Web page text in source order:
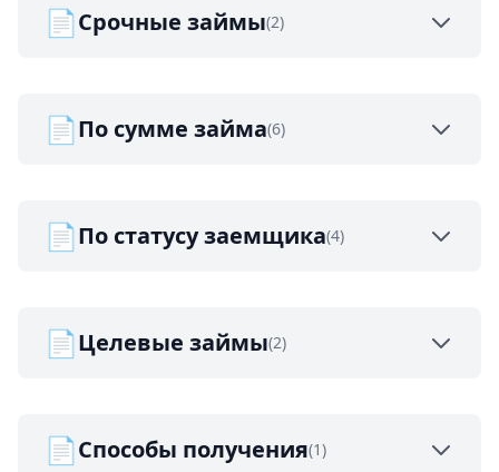
📄Срочные займы(2)
📄По сумме займа(6)
📄По статусу заемщика(4)
📄Целевые займы(2)
📄Способы получения(1)